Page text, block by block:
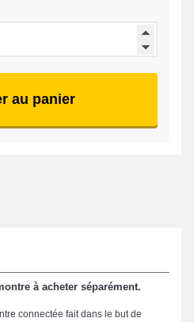
au panier
à acheter séparément.
connectée fait dans le but de